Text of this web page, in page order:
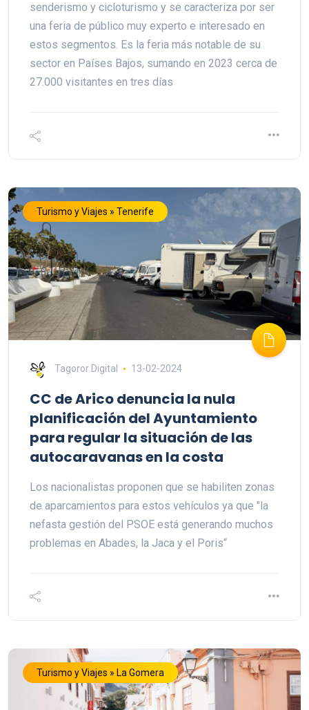
senderismo y cicloturismo y se caracteriza por ser
una feria de público muy experto e interesado en
estos segmentos. Es la feria más notable de su
sector en Países Bajos, sumando en 2023 cerca de
27.000 visitantes en tres días
Turismo y Viajes » Tenerife
Tagoror Digital 13-02-2024
CC de Arico denuncia la nula
planificación del Ayuntamiento
para regular la situación de las
autocaravanas en la costa
Los nacionalistas proponen que se habiliten zonas
de aparcamientos para estos vehículos ya que "la
nefasta gestión del PSOE está generando muchos
problemas en Abades, la Jaca y el Poris“
Turismo y Viajes » La Gomera